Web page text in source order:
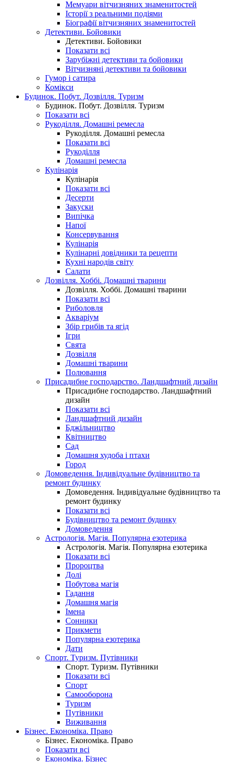
Мемуари вітчизняних знаменитостей
Історії з реальними подіями
Біографії вітчизняних знаменитостей
Детективи. Бойовики
Детективи. Бойовики
Показати всі
Зарубіжні детективи та бойовики
Вітчизняні детективи та бойовики
Гумор і сатира
Комікси
Будинок. Побут. Дозвілля. Туризм
Будинок. Побут. Дозвілля. Туризм
Показати всі
Рукоділля. Домашні ремесла
Рукоділля. Домашні ремесла
Показати всі
Рукоділля
Домашні ремесла
Кулінарія
Кулінарія
Показати всі
Десерти
Закуски
Випічка
Напої
Консервування
Кулінарія
Кулінарні довідники та рецепти
Кухні народів світу
Салати
Дозвілля. Хоббі. Домашні тварини
Дозвілля. Хоббі. Домашні тварини
Показати всі
Риболовля
Акваріум
Збір грибів та ягід
Ігри
Свята
Дозвілля
Домашні тварини
Полювання
Присадибне господарство. Ландшафтний дизайн
Присадибне господарство. Ландшафтний
дизайн
Показати всі
Ландшафтний дизайн
Бджільництво
Квітництво
Сад
Домашня худоба і птахи
Город
Домоведення. Індивідуальне будівництво та
ремонт будинку
Домоведення. Індивідуальне будівництво та
ремонт будинку
Показати всі
Будівництво та ремонт будинку
Домоведення
Астрологія. Магія. Популярна езотерика
Астрологія. Магія. Популярна езотерика
Показати всі
Пророцтва
Долі
Побутова магія
Гадання
Домашня магія
Імена
Сонники
Прикмети
Популярна езотерика
Дати
Спорт. Туризм. Путівники
Спорт. Туризм. Путівники
Показати всі
Спорт
Самооборона
Туризм
Путівники
Виживання
Бізнес. Економіка. Право
Бізнес. Економіка. Право
Показати всі
Економіка. Бізнес